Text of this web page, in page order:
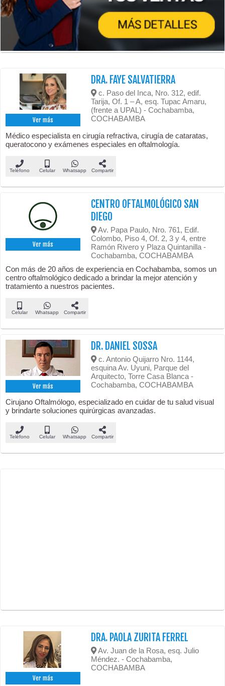
Ver más
DRA. FAYE SALVATIERRA
c. Paso del Inca, Nro. 312, edif.
Tarija, Of. 1 – A, esq. Tupac Amaru,
(frente a UPAL) - Cochabamba,
COCHABAMBA
Médico especialista en cirugía refractiva, cirugía de cataratas,
queratocono y exámenes especiales en oftalmología.
Teléfono Celular Whatsapp Compartir
Ver más
CENTRO OFTALMOLÓGICO SAN
DIEGO
Av. Papa Paulo, Nro. 761, Edif.
Colombo, Piso 4, Of. 2, 3 y 4, entre
Ramón Rivero y Plaza Quintanilla -
Cochabamba, COCHABAMBA
Con más de 20 años de experiencia en Cochabamba, somos un
centro oftalmológico dedicado a brindar la mejor atención y
tratamiento a nuestros pacientes.
Celular Whatsapp Compartir
Ver más
DR. DANIEL SOSSA
c. Antonio Quijarro Nro. 1144,
esquina Av. Uyuni, Parque del
Arquitecto, Torre Casa Blanca -
Cochabamba, COCHABAMBA
Cirujano Oftalmólogo, especializado en cuidar de tu salud visual
y brindarte soluciones quirúrgicas avanzadas.
Teléfono Celular Whatsapp Compartir
Ver más
DRA. PAOLA ZURITA FERREL
Av. Juan de la Rosa, esq. Julio
Méndez. - Cochabamba,
COCHABAMBA